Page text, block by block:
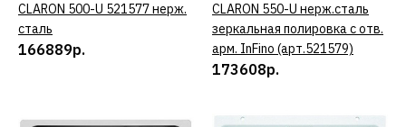
ДОБАВИТЬ В ПОЖЕЛАНИЯ
BLANCO
Кухонная мойка BLANCO
522979 нерж.сталь
CLARON 500-U 521577 нерж.
сталь
166889р.
CLARON 550-U нерж.сталь
зеркальная полировка с отв.
арм. InFino (арт.521579)
173608р.